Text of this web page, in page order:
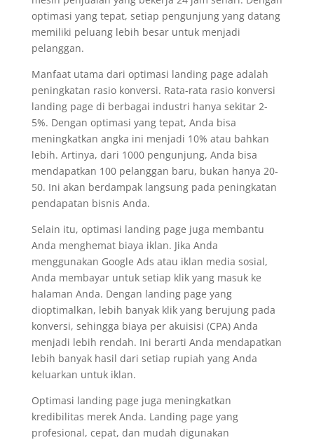
optimasi yang tepat, setiap pengunjung yang datang
memiliki peluang lebih besar untuk menjadi
pelanggan.
Manfaat utama dari optimasi landing page adalah
peningkatan rasio konversi. Rata-rata rasio konversi
landing page di berbagai industri hanya sekitar 2-
5%. Dengan optimasi yang tepat, Anda bisa
meningkatkan angka ini menjadi 10% atau bahkan
lebih. Artinya, dari 1000 pengunjung, Anda bisa
mendapatkan 100 pelanggan baru, bukan hanya 20-
50. Ini akan berdampak langsung pada peningkatan
pendapatan bisnis Anda.
Selain itu, optimasi landing page juga membantu
Anda menghemat biaya iklan. Jika Anda
menggunakan Google Ads atau iklan media sosial,
Anda membayar untuk setiap klik yang masuk ke
halaman Anda. Dengan landing page yang
dioptimalkan, lebih banyak klik yang berujung pada
konversi, sehingga biaya per akuisisi (CPA) Anda
menjadi lebih rendah. Ini berarti Anda mendapatkan
lebih banyak hasil dari setiap rupiah yang Anda
keluarkan untuk iklan.
Optimasi landing page juga meningkatkan
kredibilitas merek Anda. Landing page yang
profesional, cepat, dan mudah digunakan